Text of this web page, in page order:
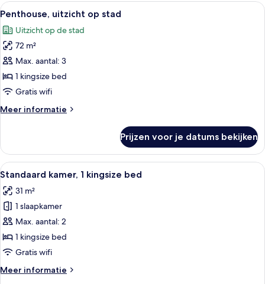
Alle
foto's
voor
Penthouse,
uitzicht
op
stad
Een moderne woonkamer met een
5
Penthouse, uitzicht op stad
Uitzicht op de stad
72 m²
Max. aantal: 3
1 kingsize bed
Gratis wifi
Meer informatie
Meer
uitzicht
op
stad
Prijzen voor je datums bekijken
Alle
foto's
voor
Standaard
kamer,
1
kingsize
laden
Een hotelkamer met een bed,
5
Standaard kamer, 1 kingsize bed
31 m²
1 slaapkamer
Max. aantal: 2
1 kingsize bed
Gratis wifi
Meer informatie
Meer